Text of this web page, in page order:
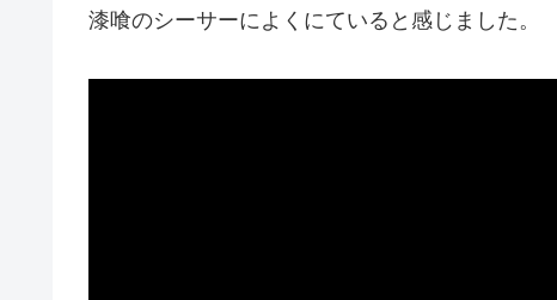
漆喰のシーサーによくにていると感じました。